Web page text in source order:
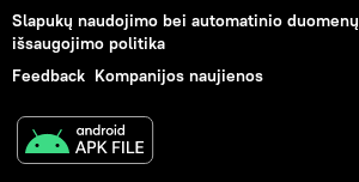
Slapukų naudojimo bei automatinio duomenų
išsaugojimo politika
Feedback Kompanijos naujienos